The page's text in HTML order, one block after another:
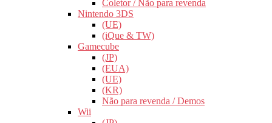
Coletor / Não para revenda
Nintendo 3DS
(UE)
(iQue & TW)
Gamecube
(JP)
(EUA)
(UE)
(KR)
Não para revenda / Demos
Wii